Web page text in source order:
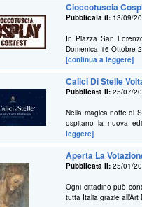
Cioccotuscia
Pubblicata il: 13/09/
In Piazza San
Domenica 16 Ottobre
[continua a leggere]
Calici Di Stelle
Pubblicata il:25/07/
Nella magica notte di
ospitano la nuova
leggere]
Aperta La
Pubblicata il:25/01/
Ogni cittadino può
tutta Italia grazie